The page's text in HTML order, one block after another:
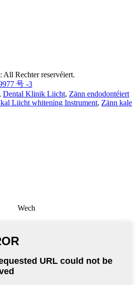
Rechter reservéiert.
号 -3
, Dental Klinik Liicht, Zänn endodontéiert
Liicht whitening Instrument, Zänn kale
Wech